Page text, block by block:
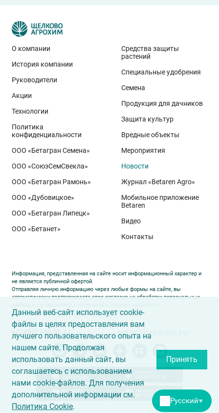
Эти результаты особенно показательны для
условий Приволжского федерального округа. Они
демонстрируют, что потенциал интенсивного сорта
реализуется при грамотном управлении
технологией: сбалансированном минеральном
питании, эффективной защите растений и точном
относится к новому поколению сортов орловского
биотипа озимой пшеницы. Это достижение
департамента селекции и семеноводства «Щёлково
Агрохим». Ей принадлежит рекорд
полученный в Орловской области в 2025 году.
Ермоловка максимально отзывчива на приёмы
интенсификации. Внесена в Государственный реестр
массивный поникающий колос и высокая
озернённость – до50–80
30у традиционных сортов. Именно такая
архитектура растения позволяет эффективно
использовать высокий агрофон и формировать
урожай, недостижимый для прежних селекционных
образцов.
О компании
История компании
Руководители
Акции
Технологии
Политика
конфиденциальности
ООО «Бетагран Семена»
ООО «СоюзСемСвекла»
ООО «Бетагран Рамонь»
ООО «Дубовицкое»
ООО «Бетагран Липецк»
ООО «Бетанет»
Средства защиты
растений
Специальные удобрения
Семена
Продукция для дачников
Защита культур
Вредные объекты
Мероприятия
Новости
Журнал «Betaren Agro»
Мобильное приложение
Betaren
Видео
Контакты
Информация, представленная на сайте носит информационный характер и
не является публичной офертой.
Отправляя личную информацию через любые формы на сайте, вы
автоматически подтверждаете свое согласие на обработку персональных
info@betaren.ru
Русский▼
Данный веб-сайт использует cookie-
файлы в целях предоставления вам
лучшего пользовательского опыта на
нашем сайте. Продолжая
использовать данный сайт, вы
соглашаетесь с использованием
нами cookie-файлов. Для получения
дополнительной информации см.
Политика Cookie.
Принять